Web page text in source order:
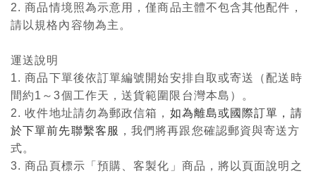
2. 商品情境照為示意用，僅商品主體不包含其他配件，
請以規格內容物為主。
運送說明
1. 商品下單後依訂單編號開始安排自取或寄送（配送時
間約1～3個工作天，送貨範圍限台灣本島）。
2. 收件地址請勿為郵政信箱， 如為離島或國際訂單，請
於下單前先聯繫客服 ，我們將再跟您確認郵資與寄送方
式。
3. 商品頁標示「預購、客製化」商品，將以頁面說明之